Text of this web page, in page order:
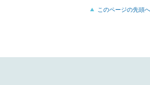
このページの先頭へ